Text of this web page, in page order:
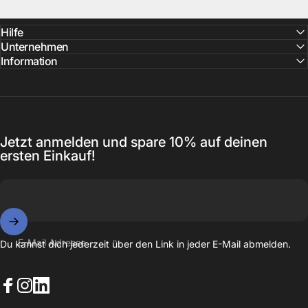
Hilfe
Unternehmen
Information
Jetzt anmelden und spare 10% auf deinen
ersten Einkauf!
E-Mail Adresse
Du kannst dich jederzeit über den Link in jeder E-Mail abmelden.